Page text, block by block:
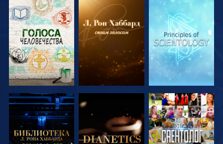
СМОТРЕТЬ
ПЕРЕДАЧИ
СМОТРЕТЬ
ПЕРЕДАЧИ
СМОТРЕТЬ
ПЕРЕДАЧИ
СМОТРЕТЬ
ПЕРЕДАЧИ
СМОТРЕТЬ
ПЕРЕДАЧИ
СМОТРЕТЬ